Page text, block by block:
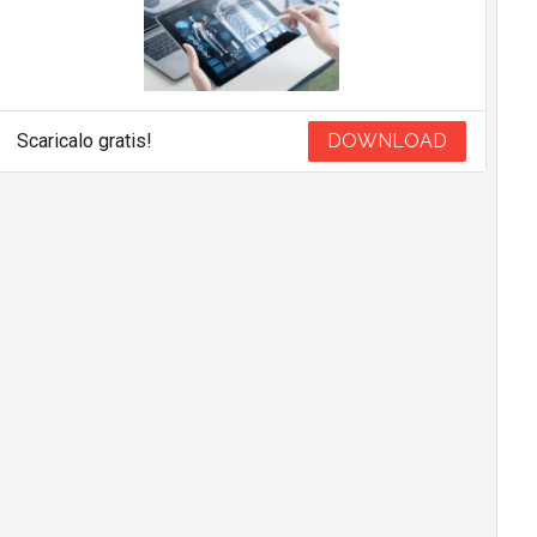
Scaricalo gratis! DOWNLOAD